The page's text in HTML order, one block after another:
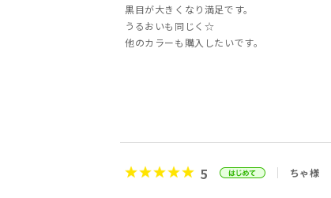
黒目が大きくなり満足です。
うるおいも同じく☆
他のカラーも購入したいです。
5 ちゃ様